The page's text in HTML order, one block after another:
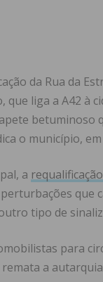
da Rua da
que liga a A42 à
o município, em
a
que
tipo de
para
a